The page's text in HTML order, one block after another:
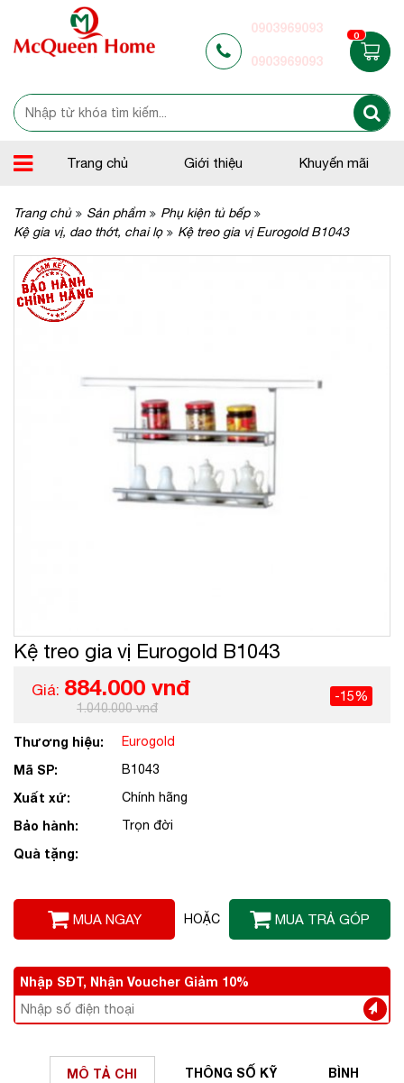
0903969093
0903969093
0
Trang chủ Giới thiệu Khuyến mãi
Trang chủ Sản phẩm
Phụ kiện tủ bếp
Kệ gia vị, dao thớt, chai lọ
Kệ treo gia vị Eurogold B1043
Kệ treo gia vị Eurogold B1043
Giá: 884.000 vnđ
1.040.000 vnđ
-15%
Thương hiệu: Eurogold
Mã SP: B1043
Xuất xứ: Chính hãng
Bảo hành: Trọn đời
Quà tặng:
MUA NGAY HOẶC MUA TRẢ GÓP
Nhập SĐT, Nhận Voucher Giảm 10%
MÔ TẢ CHI
THÔNG SỐ KỸ
BÌNH